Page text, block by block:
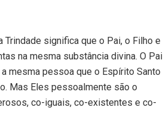
significa que o Pai, o Filho e
na mesma substância divina. O Pai
mesma pessoa que o Espírito Santo
Mas Eles pessoalmente são o
co-iguais, co-existentes e co-